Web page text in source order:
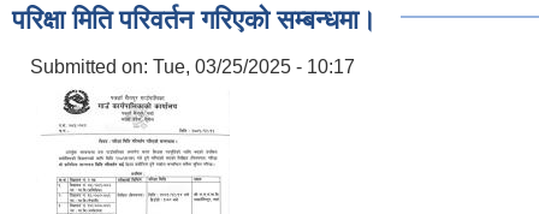
परिक्षा मिति परिवर्तन गरिएको सम्बन्धमा।
Submitted on: Tue, 03/25/2025 - 10:17